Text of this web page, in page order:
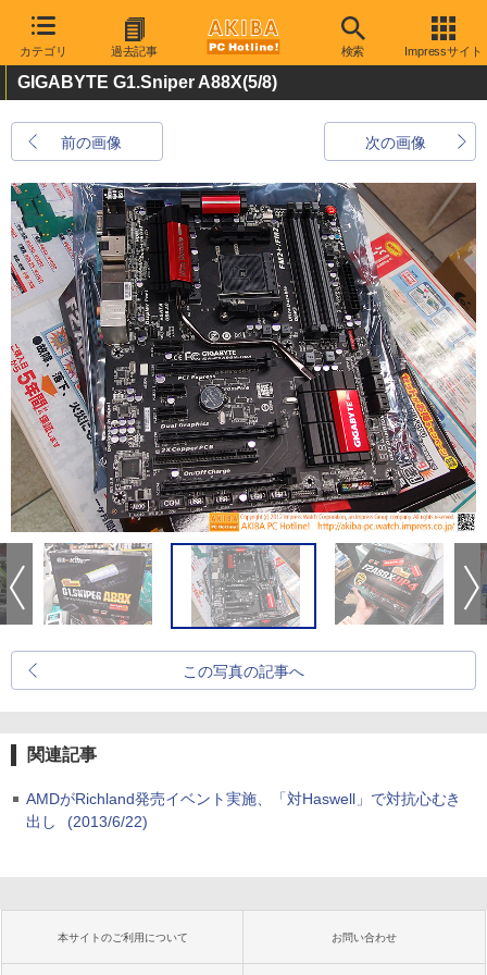
カテゴリ 過去記事 検索 Impressサイト
GIGABYTE G1.Sniper A88X(5/8)
前の画像 次の画像
この写真の記事へ
関連記事
AMDがRichland発売イベント実施、「対Haswell」で対抗心むき
出し
(2013/6/22)
本サイトのご利用について お問い合わせ